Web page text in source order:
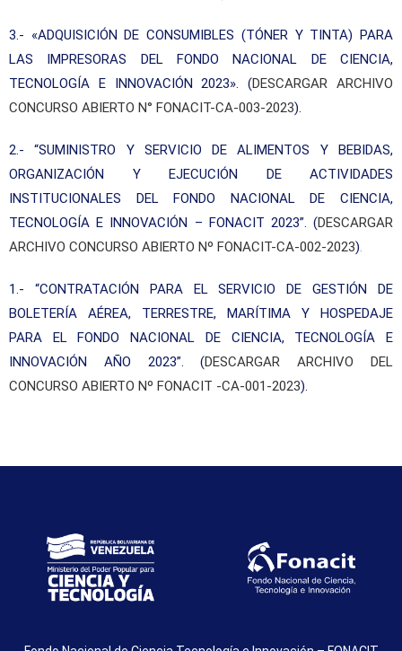
3.- «ADQUISICIÓN DE CONSUMIBLES (TÓNER Y TINTA) PARA
LAS IMPRESORAS DEL FONDO NACIONAL DE CIENCIA,
TECNOLOGÍA E INNOVACIÓN 2023». (DESCARGAR ARCHIVO
CONCURSO ABIERTO N° FONACIT-CA-003-2023).
2.- “SUMINISTRO Y SERVICIO DE ALIMENTOS Y BEBIDAS,
ORGANIZACIÓN Y EJECUCIÓN DE ACTIVIDADES
INSTITUCIONALES DEL FONDO NACIONAL DE CIENCIA,
TECNOLOGÍA E INNOVACIÓN – FONACIT 2023”. (DESCARGAR
ARCHIVO CONCURSO ABIERTO Nº FONACIT-CA-002-2023)
1.- “CONTRATACIÓN PARA EL SERVICIO DE GESTIÓN DE
BOLETERÍA AÉREA, TERRESTRE, MARÍTIMA Y HOSPEDAJE
PARA EL FONDO NACIONAL DE CIENCIA, TECNOLOGÍA E
INNOVACIÓN AÑO 2023”. (DESCARGAR ARCHIVO DEL
CONCURSO ABIERTO Nº FONACIT -CA-001-2023).